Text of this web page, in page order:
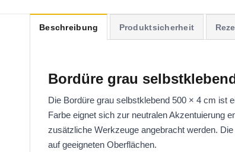
Beschreibung Produktsicherheit
Bordüre grau
Die Bordüre grau selbstklebend 500 × 4 cm ist
Farbe eignet sich zur neutralen Akzentuierung
zusätzliche Werkzeuge angebracht werden.
auf geeigneten Oberflächen.